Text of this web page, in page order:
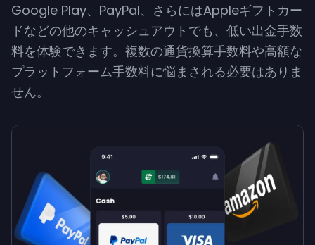
Google Play、PayPal、さらにはAppleギフトカー
ドなどの他のキャッシュアウトでも、低い出金手数
料を体験できます。複数の通貨換算手数料や高額な
プラットフォーム手数料に悩まされる必要はありま
せん。